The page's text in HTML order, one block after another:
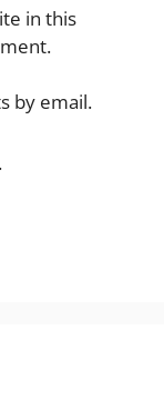
in this
by email.